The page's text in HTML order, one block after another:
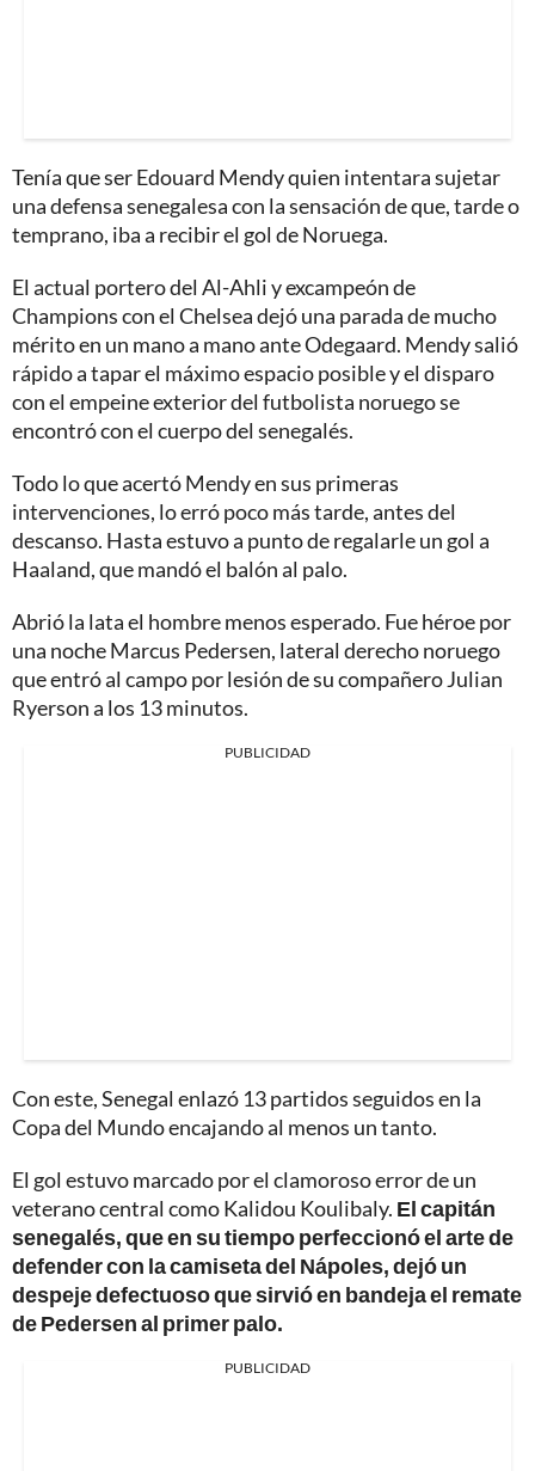
Tenía que ser Edouard Mendy quien intentara sujetar
una defensa senegalesa con la sensación de que, tarde o
temprano, iba a recibir el gol de Noruega.
El actual portero del Al-Ahli y excampeón de
Champions con el Chelsea dejó una parada de mucho
mérito en un mano a mano ante Odegaard. Mendy salió
rápido a tapar el máximo espacio posible y el disparo
con el empeine exterior del futbolista noruego se
encontró con el cuerpo del senegalés.
Todo lo que acertó Mendy en sus primeras
intervenciones, lo erró poco más tarde, antes del
descanso. Hasta estuvo a punto de regalarle un gol a
Haaland, que mandó el balón al palo.
Abrió la lata el hombre menos esperado. Fue héroe por
una noche Marcus Pedersen, lateral derecho noruego
que entró al campo por lesión de su compañero Julian
Ryerson a los 13 minutos.
PUBLICIDAD
Con este, Senegal enlazó 13 partidos seguidos en la
Copa del Mundo encajando al menos un tanto.
El gol estuvo marcado por el clamoroso error de un
veterano central como Kalidou Koulibaly. El capitán
senegalés, que en su tiempo perfeccionó el arte de
defender con la camiseta del Nápoles, dejó un
despeje defectuoso que sirvió en bandeja el remate
de Pedersen al primer palo.
PUBLICIDAD